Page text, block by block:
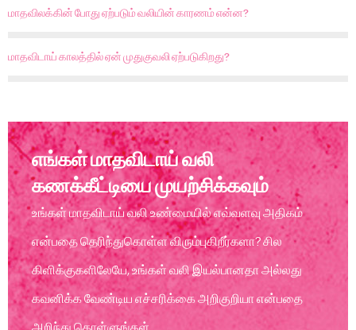
மாதவிலக்கின் போது ஏற்படும் வலியின் காரணம் என்ன?
மாதவிடாய் காலத்தில் ஏன் முதுகுவலி ஏற்படுகிறது?
எங்கள் மாதவிடாய் வலி
கணக்கீட்டியை முயற்சிக்கவும்
உங்கள் மாதவிடாய் வலி உண்மையில் எவ்வளவு அதிகம்
என்பதை தெரிந்துகொள்ள விரும்புகிறீர்களா? சில
கிளிக்குகளிலேயே, உங்கள் வலி இயல்பானதா அல்லது
கவனிக்க வேண்டிய எச்சரிக்கை அறிகுறியா என்பதை
அறிந்து கொள்ளுங்கள்.